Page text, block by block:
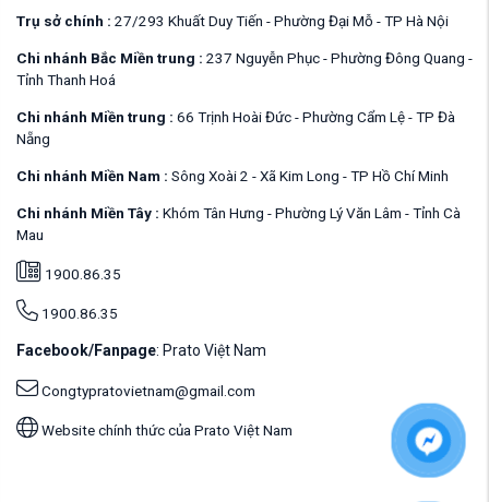
Trụ sở chính : 27/293 Khuất Duy Tiến - Phường Đại Mỗ - TP Hà Nội
Chi nhánh Bắc Miền trung : 237 Nguyễn Phục - Phường Đông Quang -
Tỉnh Thanh Hoá
Chi nhánh Miền trung : 66 Trịnh Hoài Đức - Phường Cẩm Lệ - TP Đà
Nẵng
Chi nhánh Miền Nam : Sông Xoài 2 - Xã Kim Long - TP Hồ Chí Minh
Chi nhánh Miền Tây : Khóm Tân Hưng - Phường Lý Văn Lâm - Tỉnh Cà
Mau
1900.86.35
1900.86.35
Facebook/Fanpage: Prato Việt Nam
Congtypratovietnam@gmail.com
Website chính thức của Prato Việt Nam